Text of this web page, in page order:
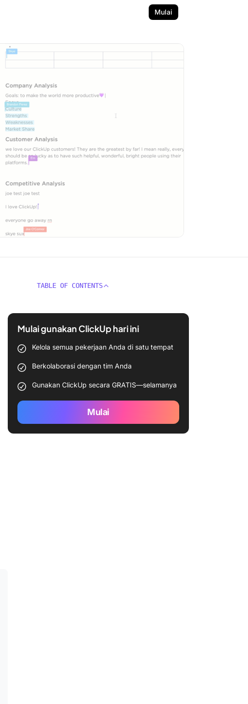
Mulai
TABLE OF CONTENTS
Mulai gunakan ClickUp hari ini
Kelola semua pekerjaan Anda di satu tempat
Berkolaborasi dengan tim Anda
Gunakan ClickUp secara GRATIS—selamanya
Mulai